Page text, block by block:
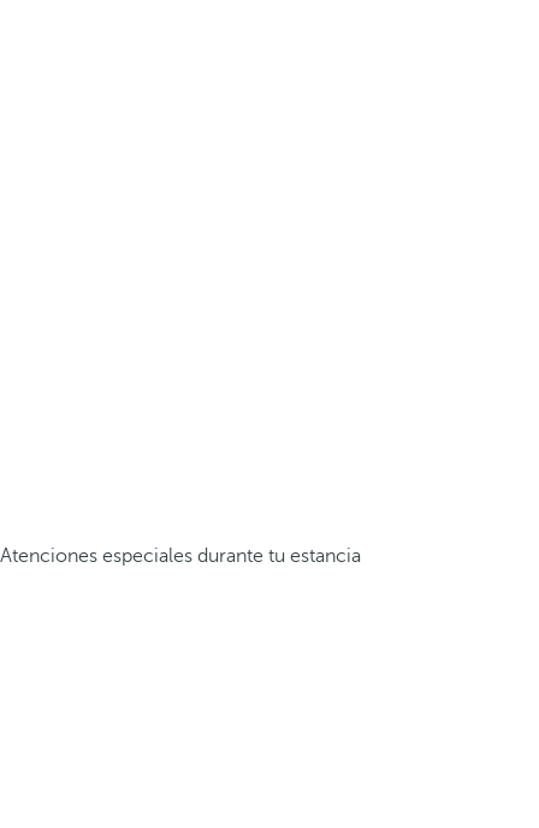
Atenciones especiales durante tu estancia